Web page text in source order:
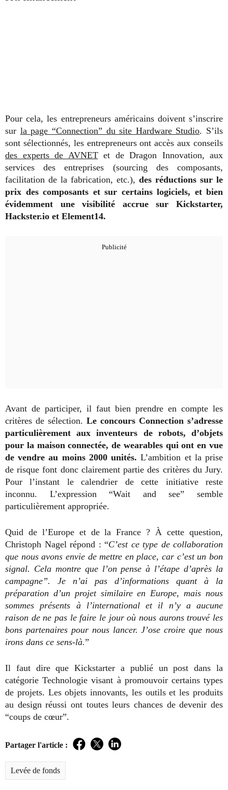
Pour cela, les entrepreneurs américains doivent s’inscrire
sur la page “Connection” du site Hardware Studio. S’ils
sont sélectionnés, les entrepreneurs ont accès aux conseils
des experts de AVNETet de Dragon Innovation, aux
services des entreprises (sourcing des composants,
facilitation de la fabrication, etc.), des réductions sur le
prix des composants et sur certains logiciels, et bien
évidemment une visibilité accrue sur Kickstarter,
Hackster.io et Element14.
Avant de participer, il faut bien prendre en compte les
critères de sélection. Le concours Connection s’adresse
particulièrement aux inventeurs de robots, d’objets
pour la maison connectée, de wearables qui ont en vue
de vendre au moins 2000 unités. L’ambition et la prise
de risque font donc clairement partie des critères du Jury.
Pour l’instant le calendrier de cette initiative reste
inconnu. L’expression “Wait and see” semble
particulièrement appropriée.
Quid de l’Europe et de la France ? À cette question,
Christoph Nagel répond : “C’est ce type de collaboration
que nous avons envie de mettre en place, car c’est un bon
signal. Cela montre que l’on pense à l’étape d’après la
campagne”. Je n’ai pas d’informations quant à la
préparation d’un projet similaire en Europe, mais nous
sommes présents à l’international et il n’y a aucune
raison de ne pas le faire le jour où nous aurons trouvé les
bons partenaires pour nous lancer. J’ose croire que nous
irons dans ce sens-là.”
Il faut dire que Kickstarter a publié un post dans la
catégorie Technologie visant à promouvoir certains types
de projets. Les objets innovants, les outils et les produits
au design réussi ont toutes leurs chances de devenir des
“coups de cœur”.
Partager l'article : Facebook
TwitterLinkedIn
Levée de fonds